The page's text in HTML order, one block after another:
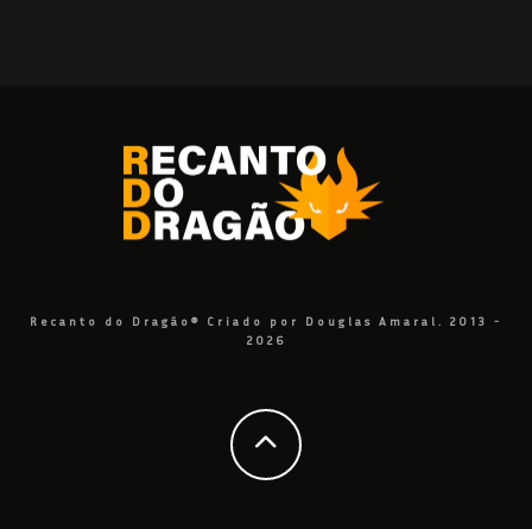
Recanto do Dragão® Criado por Douglas Amaral. 2013 -
2026